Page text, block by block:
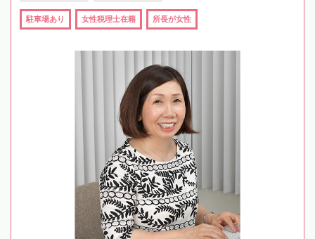
駐車場あり 女性税理士在籍 所長が女性